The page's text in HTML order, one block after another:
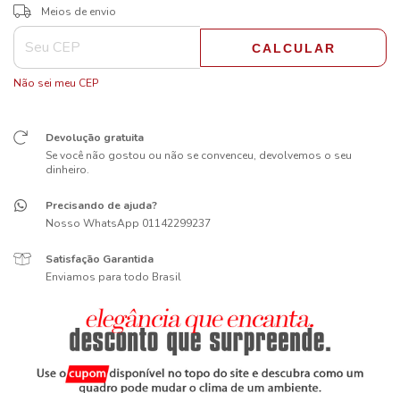
Entregas para o CEP:
Meios de envio
CALCULAR
Não sei meu CEP
Devolução gratuita
Se você não gostou ou não se convenceu, devolvemos o seu
dinheiro.
Precisando de ajuda?
Nosso WhatsApp 01142299237
Satisfação Garantida
Enviamos para todo Brasil